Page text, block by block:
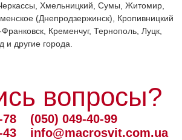
Хмельницкий, Сумы, Житомир,
(Днепродзержинск), Кропивницкий
Кременчуг, Тернополь, Луцк,
другие города.
вопросы?
78
43
(050) 049-40-99
info@macrosvit.com.ua